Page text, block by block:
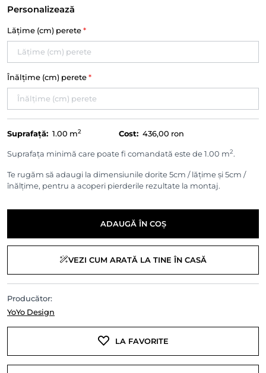
Personalizează
Lățime (cm) perete *
Înălțime (cm) perete *
Suprafață: 1.00 m2 Cost: 436,00 ron
Suprafața minimă care poate fi comandată este de 1.00 m2.
Te rugăm să adaugi la dimensiunile dorite 5cm / lățime și 5cm /
înălțime, pentru a acoperi pierderile rezultate la montaj.
ADAUGĂ ÎN COȘ
VEZI CUM ARATĂ LA TINE ÎN CASĂ
Producător:
YoYo Design
LA FAVORITE